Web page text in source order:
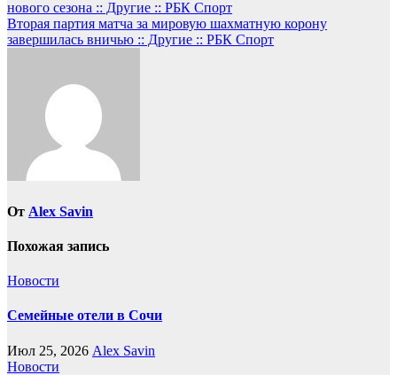
по
записям
нового сезона :: Другие :: РБК Спорт
Вторая партия матча за мировую шахматную корону
завершилась вничью :: Другие :: РБК Спорт
От Alex Savin
Похожая запись
Новости
Семейные отели в Сочи
Июл 25, 2026 Alex Savin
Новости